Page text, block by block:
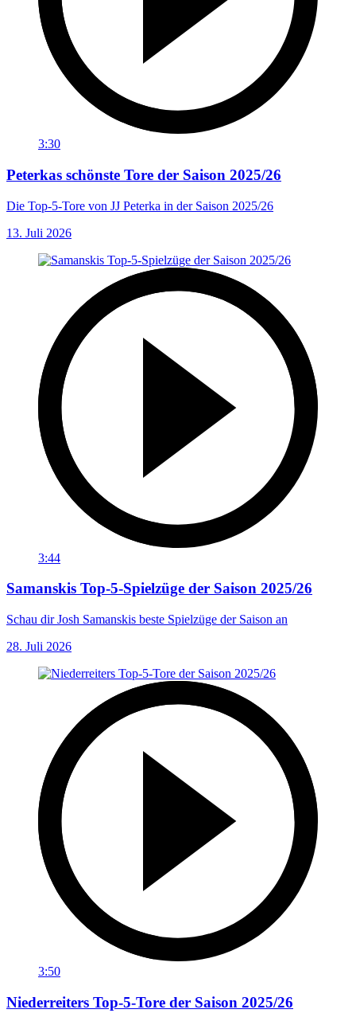
3:30
Peterkas schönste Tore der Saison 2025/26
Die Top-5-Tore von JJ Peterka in der Saison 2025/26
13. Juli 2026
3:44
Samanskis Top-5-Spielzüge der Saison 2025/26
Schau dir Josh Samanskis beste Spielzüge der Saison an
28. Juli 2026
3:50
Niederreiters Top-5-Tore der Saison 2025/26